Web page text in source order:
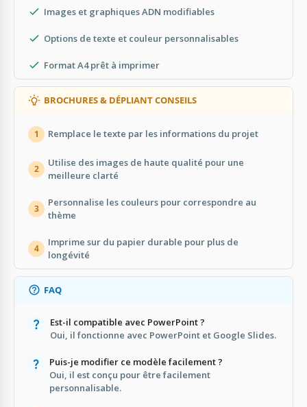
Images et graphiques ADN modifiables
Options de texte et couleur personnalisables
Format A4 prêt à imprimer
BROCHURES & DÉPLIANT CONSEILS
1 Remplace le texte par les informations du projet
2
Utilise des images de haute qualité pour une
meilleure clarté
3
Personnalise les couleurs pour correspondre au
thème
4
Imprime sur du papier durable pour plus de
longévité
FAQ
Est-il compatible avec PowerPoint ?
Oui, il fonctionne avec PowerPoint et Google Slides.
Puis-je modifier ce modèle facilement ?
Oui, il est conçu pour être facilement
personnalisable.